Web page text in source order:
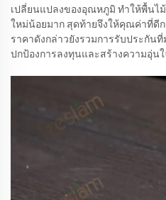
เปลี่ยนแปลงของอุณหภูมิ ทำให้พื้นไ
ใหม่น้อยมาก สุดท้ายจึงให้คุณค่าที่ดี
ราคาดังกล่าวยังรวมการรับประกัน
ปกป้องการลงทุนและสร้างความอุ่น